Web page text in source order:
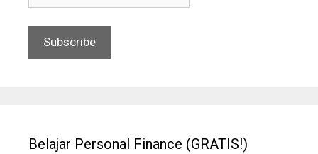
Belajar Personal Finance (GRATIS!)